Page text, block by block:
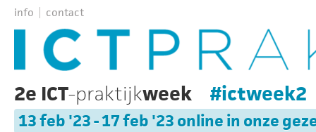
info contact
2e ICT-praktijkweek #ictweek2
13 feb '23 - 17 feb '23 online in onze